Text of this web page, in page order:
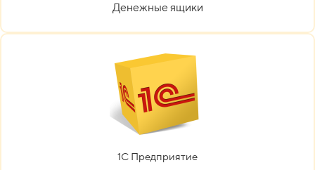
Денежные ящики
1С Предприятие